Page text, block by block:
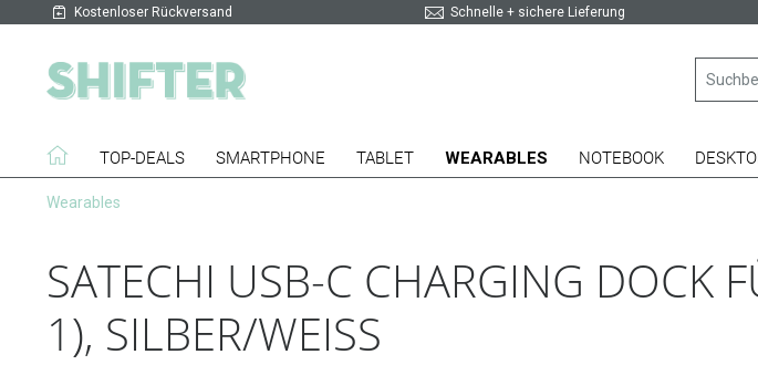
Kostenloser Rückversand Schnelle + sichere Lieferung
TOP-DEALS SMARTPHONE TABLET WEARABLES NOTEBOOK
Wearables
SATECHI USB-C CHARGING DOCK
1), SILBER/WEISS